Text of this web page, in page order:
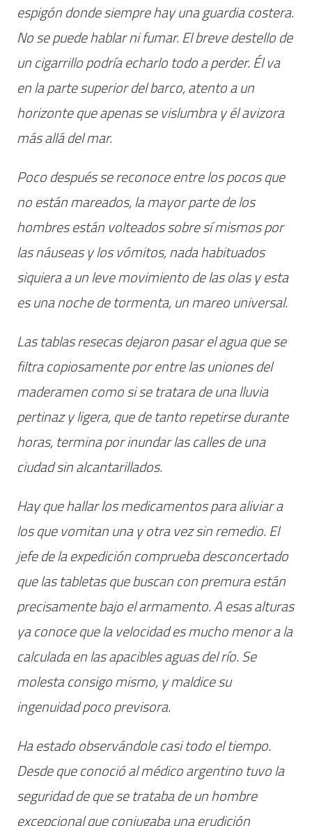
espigón donde siempre hay una guardia costera.
No se puede hablar ni fumar. El breve destello de
un cigarrillo podría echarlo todo a perder. Él va
en la parte superior del barco, atento a un
horizonte que apenas se vislumbra y él avizora
más allá del mar.
Poco después se reconoce entre los pocos que
no están mareados, la mayor parte de los
hombres están volteados sobre sí mismos por
las náuseas y los vómitos, nada habituados
siquiera a un leve movimiento de las olas y esta
es una noche de tormenta, un mareo universal.
Las tablas resecas dejaron pasar el agua que se
filtra copiosamente por entre las uniones del
maderamen como si se tratara de una lluvia
pertinaz y ligera, que de tanto repetirse durante
horas, termina por inundar las calles de una
ciudad sin alcantarillados.
Hay que hallar los medicamentos para aliviar a
los que vomitan una y otra vez sin remedio. El
jefe de la expedición comprueba desconcertado
que las tabletas que buscan con premura están
precisamente bajo el armamento. A esas alturas
ya conoce que la velocidad es mucho menor a la
calculada en las apacibles aguas del río. Se
molesta consigo mismo, y maldice su
ingenuidad poco previsora.
Ha estado observándole casi todo el tiempo.
Desde que conoció al médico argentino tuvo la
seguridad de que se trataba de un hombre
excepcional que conjugaba una erudición